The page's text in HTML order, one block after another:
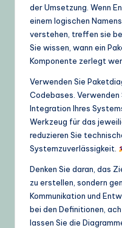
der Umsetzung. Wenn
einem logischen
verstehen, treffen sie
Sie wissen, wann ein
Komponente zerlegt
Verwenden Sie
Codebases. Verwenden
Integration Ihres
Werkzeug für das
reduzieren Sie
Systemzuverlässigkeit.
Denken Sie daran, das
zu erstellen, sondern
Kommunikation und
bei den Definitionen,
lassen Sie die